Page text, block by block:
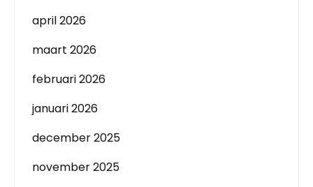
april 2026
maart 2026
februari 2026
januari 2026
december 2025
november 2025